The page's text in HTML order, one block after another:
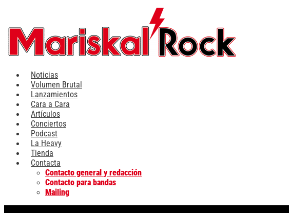
contenido
Noticias
Volumen Brutal
Lanzamientos
Cara a Cara
Artículos
Conciertos
Podcast
La Heavy
Tienda
Contacta
Contacto general y redacción
Contacto para bandas
Mailing